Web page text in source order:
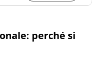
perché si